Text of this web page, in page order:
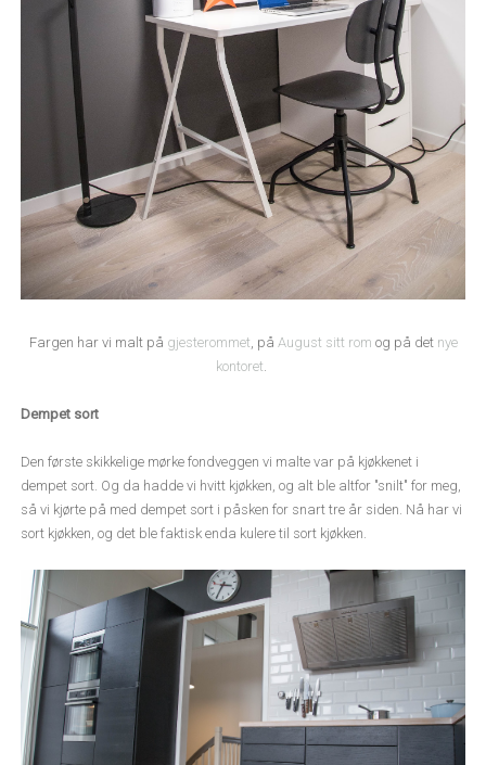
Fargen har vi malt på gjesterommet , på August sitt rom og på det nye
kontoret
Dempet sort
Den første skikkelige mørke fondveggen vi malte var på kjøkkenet i
dempet sort. Og da hadde vi hvitt kjøkken, og alt ble altfor "snilt" for meg,
så vi kjørte på med dempet sort i påsken for snart tre år siden. Nå har vi
sort kjøkken, og det ble faktisk enda kulere til sort kjøkken.